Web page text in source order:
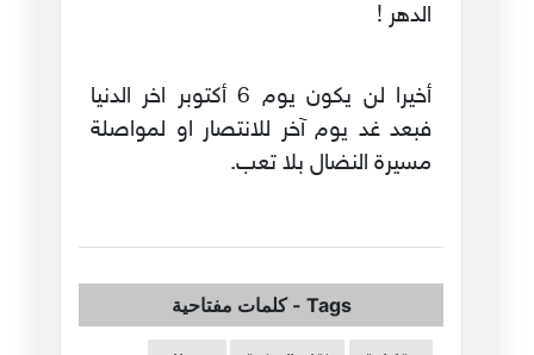
الدهر !
أخيرا لن يكون يوم 6 أكتوبر اخر الدنيا
فبعد غد يوم آخر للانتصار او لمواصلة
مسيرة النضال بلا تعب.
Tags
-كلمات مفتاحية